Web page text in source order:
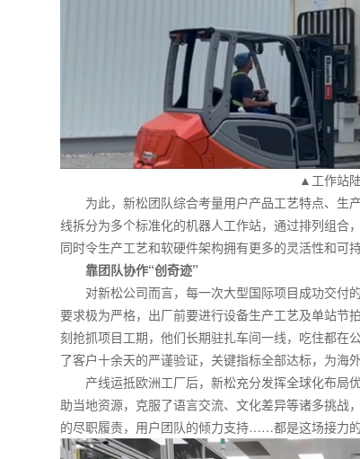
▲工作站
为此，新松团队综合考量用户产品工艺特点、生
线拆分为多个标准化的机器人工作站，通过排列组合
同时令生产工艺和软硬件架构拥有更多的灵活性和可
靠团队协作“创奇迹”
对新松公司而言，每一次大型国际项目成功交付
要求极为严格，出厂前要进行设备生产工艺及单站节
刻抢抓项目工期，他们长期驻扎车间一线，吃住都在
了客户十余天的严谨验证，关键指标全部达标，为海
产线运抵欧洲工厂后，新松充分发挥全球化布局
助当地资源，克服了语言交流、文化差异等诸多挑战
的尽职履责，用户团队的倾力支持……都是这场接力的